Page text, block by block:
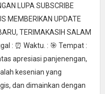
LUPA SUBSCRIBE
MEMBERIKAN UPDATE
TERIMAKASIH SALAM
: ⏰ Waktu. : 🎯 Tempat :
apresiasi panjenengan,
kesenian yang
dan dimainkan dengan